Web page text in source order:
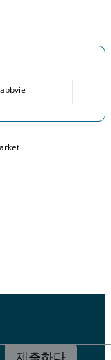
제출하다